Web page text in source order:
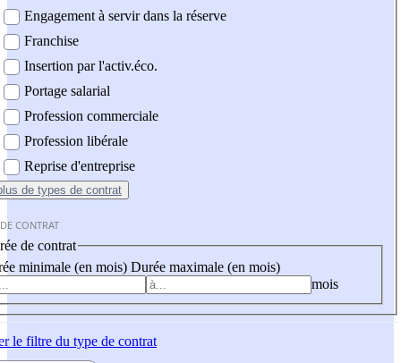
Engagement à servir dans la réserve
Franchise
Insertion par l'activ.éco.
Portage salarial
Profession commerciale
Profession libérale
Reprise d'entreprise
de types de contrat
CONTRAT
de contrat
minimale (en mois) Durée maximale (en mois)
mois
le filtre du type de contrat